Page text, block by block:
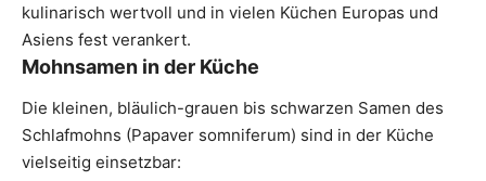
kulinarisch wertvoll und in vielen Küchen Europas und
Asiens fest verankert.
Mohnsamen in der Küche
Die kleinen, bläulich-grauen bis schwarzen Samen des
Schlafmohns (Papaver somniferum) sind in der Küche
vielseitig einsetzbar: